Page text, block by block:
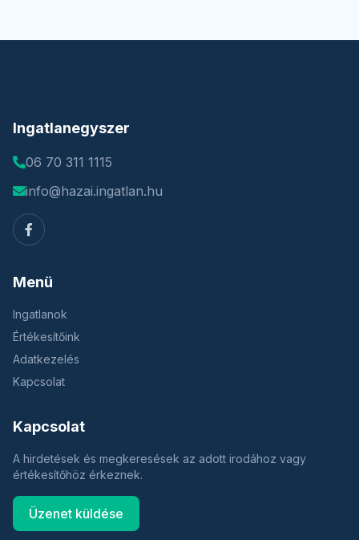
Ingatlanegyszer
06 70 311 1115
info@hazai.ingatlan.hu
Menü
Ingatlanok
Értékesítőink
Adatkezelés
Kapcsolat
Kapcsolat
A hirdetések és megkeresések az adott irodához vagy
értékesítőhöz érkeznek.
Üzenet küldése